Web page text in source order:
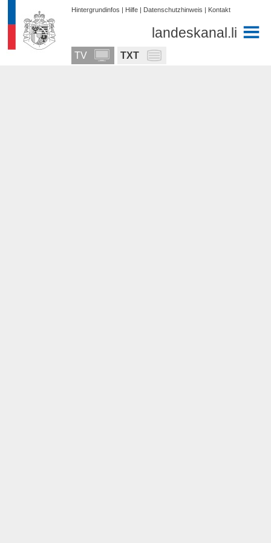
Hintergrundinfos | Hilfe | Datenschutzhinweis | Kontakt
landeskanal.li
TV TXT